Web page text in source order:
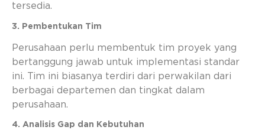
tersedia.
3. Pembentukan Tim
Perusahaan perlu membentuk tim proyek yang
bertanggung jawab untuk implementasi standar
ini. Tim ini biasanya terdiri dari perwakilan dari
berbagai departemen dan tingkat dalam
perusahaan.
4. Analisis Gap dan Kebutuhan